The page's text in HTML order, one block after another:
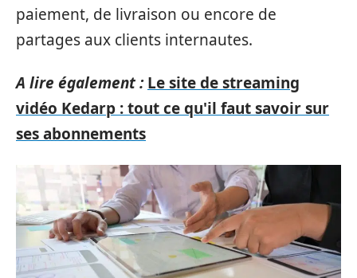
paiement, de livraison ou encore de
partages aux clients internautes.
A lire également : Le site de streaming
vidéo Kedarp : tout ce qu'il faut savoir sur
ses abonnements